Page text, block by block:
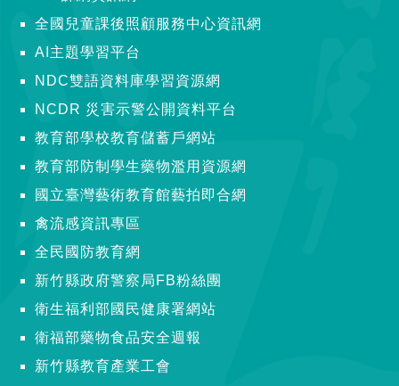
全國兒童課後照顧服務中心資訊網
AI主題學習平台
NDC雙語資料庫學習資源網
NCDR 災害示警公開資料平台
教育部學校教育儲蓄戶網站
教育部防制學生藥物濫用資源網
國立臺灣藝術教育館藝拍即合網
禽流感資訊專區
全民國防教育網
新竹縣政府警察局FB粉絲團
衛生福利部國民健康署網站
衛福部藥物食品安全週報
新竹縣教育產業工會